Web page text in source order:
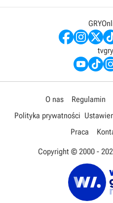
O nas Regulamin
Polityka prywatności
Praca
Copyright © 2000 -